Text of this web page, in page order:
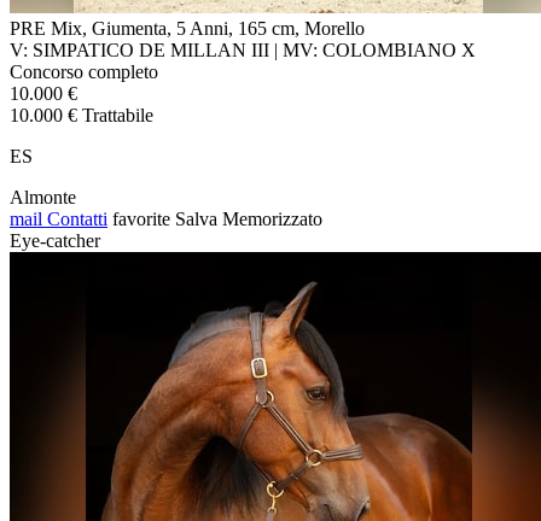
PRE Mix, Giumenta, 5 Anni, 165 cm, Morello
V: SIMPATICO DE MILLAN III | MV: COLOMBIANO X
Concorso completo
10.000 €
10.000 € Trattabile
ES
Almonte
mail Contatti favorite Salva Memorizzato
Eye-catcher